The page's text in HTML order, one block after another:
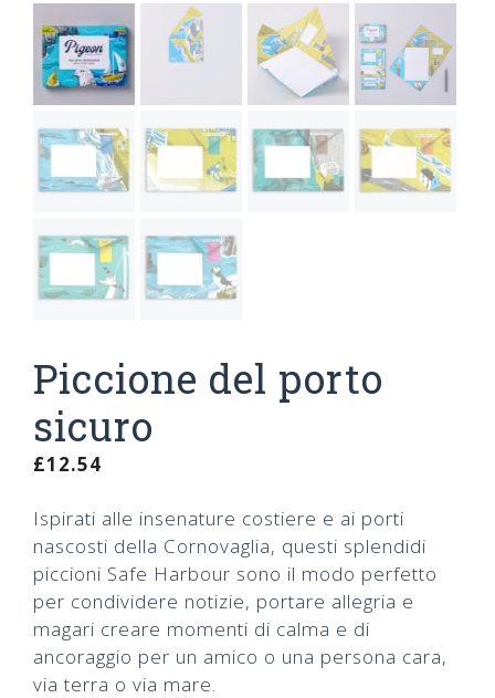
Piccione del porto
sicuro
£12.54
Ispirati alle insenature costiere e ai porti
nascosti della Cornovaglia, questi splendidi
piccioni Safe Harbour sono il modo perfetto
per condividere notizie, portare allegria e
magari creare momenti di calma e di
ancoraggio per un amico o una persona cara,
via terra o via mare.